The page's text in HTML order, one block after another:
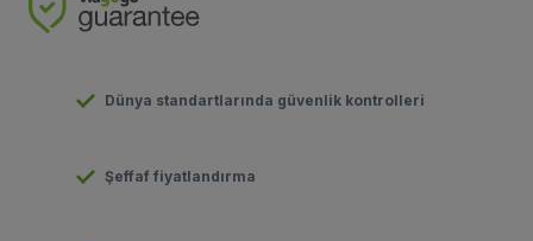
Dünya standartlarında güvenlik kontrolleri
Şeffaf fiyatlandırma